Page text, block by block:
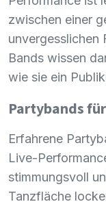
zwischen einer
unvergesslichen
Bands wissen
wie sie ein
Partybands
Erfahrene
Live-
stimmungsvoll
Tanzfläche